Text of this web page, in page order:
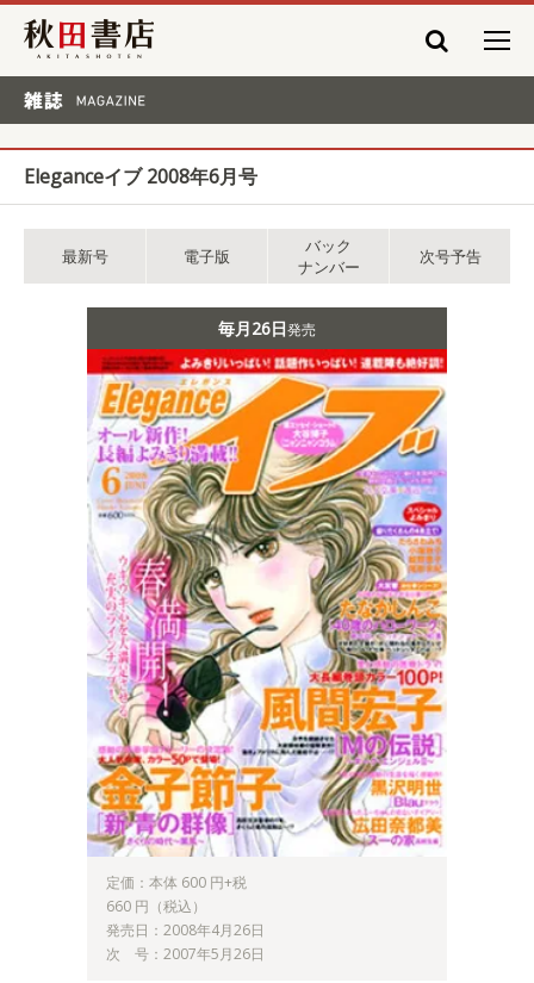
秋田書店
Eleganceイブ 2008年6月号
最新号 電子版
バック
ナンバー
次号予告
毎月26日発売
定価：本体 600 円+税
660 円（税込）
発売日：2008年4月26日
次 号：2007年5月26日